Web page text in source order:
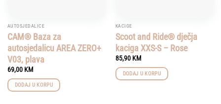
AUTOSJEDALICE
CAM® Baza za
autosjedalicu AREA ZERO+
V03, plava
69,00 KM
DODAJ U KORPU
KACIGE
Scoot and Ride® dječja
kaciga XXS-S – Rose
85,90 KM
DODAJ U KORPU